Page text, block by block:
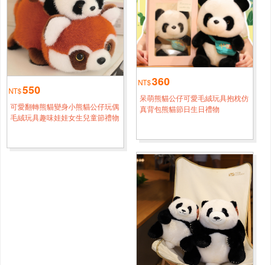
嘉義
吳*[0986****6216]
3小時鐘前
24H極速出貨 現貨 特惠創意仿真玉米抽紙盒客廳家用紙巾
盒車用茶几桌面擺件搞怪個性擺件
2小時鐘前
24H極速出貨 現貨 特惠創意仿真玉米抽紙盒客廳家用紙巾
盒車用茶几桌面擺件搞怪個性擺件
新北
24H極速出貨 現貨 特惠創意仿真玉米抽紙盒客廳家用紙巾
高雄
5小時鐘前
24H極速出貨 現貨 特惠創意仿真玉米抽紙盒客廳家用紙巾
NT$550
可愛翻轉熊貓變身小熊貓公仔玩偶
毛絨玩具趣味娃娃女生兒童節禮物
NT$360
呆萌熊貓公仔可愛毛絨玩具抱枕仿
真背包熊貓節日生日禮物